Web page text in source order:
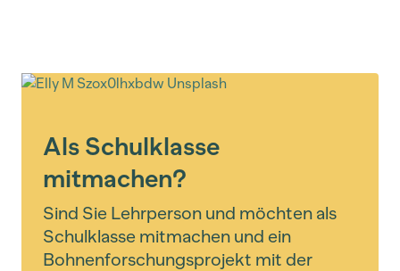
Als Schulklasse
mitmachen?
Sind Sie Lehrperson und möchten als
Schulklasse mitmachen und ein
Bohnenforschungsprojekt mit der